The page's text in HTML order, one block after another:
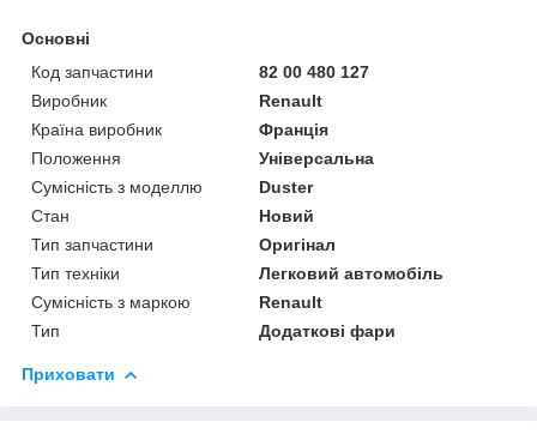
Основні
Код запчастини
82 00 480 127
Виробник
Renault
Країна виробник
Франція
Положення
Універсальна
Сумісність з моделлю
Duster
Стан
Новий
Тип запчастини
Оригінал
Тип техніки
Легковий автомобіль
Сумісність з маркою
Renault
Тип
Додаткові фари
Приховати